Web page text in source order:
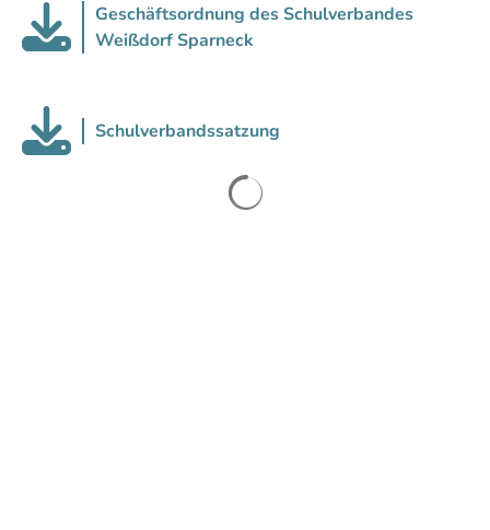
Geschäftsordnung des Schulverbandes
Weißdorf Sparneck
Schulverbandssatzung